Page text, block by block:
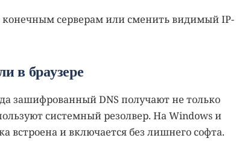
серверам или сменить видимый IP-
в браузере
зашифрованный DNS получают не только
системный резолвер. На Windows и
встроена и включается без лишнего софта.